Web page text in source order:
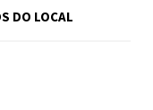
DO LOCAL